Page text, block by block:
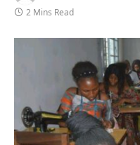
2 Mins Read